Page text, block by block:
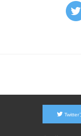
Twitter